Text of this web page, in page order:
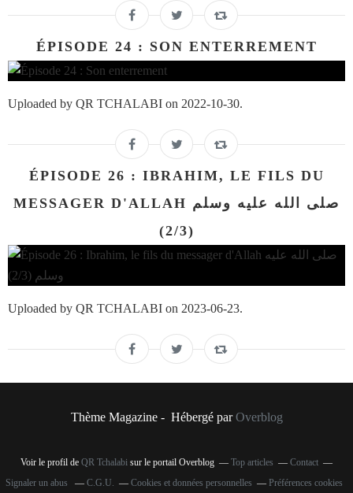
ÉPISODE 24 : SON ENTERREMENT
Uploaded by QR TCHALABI on 2022-10-30.
ÉPISODE 26 : IBRAHIM, LE FILS DU
MESSAGER D'ALLAH صلى الله عليه وسلم
(2/3)
Uploaded by QR TCHALABI on 2023-06-23.
Thème Magazine - Hébergé parOverblog
Voir le profil de QR Tchalabi sur le portail Overblog Top articles
Contact
Signaler un abus
C.G.U. Cookies et données personnelles Préférences cookies